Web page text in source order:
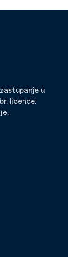
zastupanje u
licence: